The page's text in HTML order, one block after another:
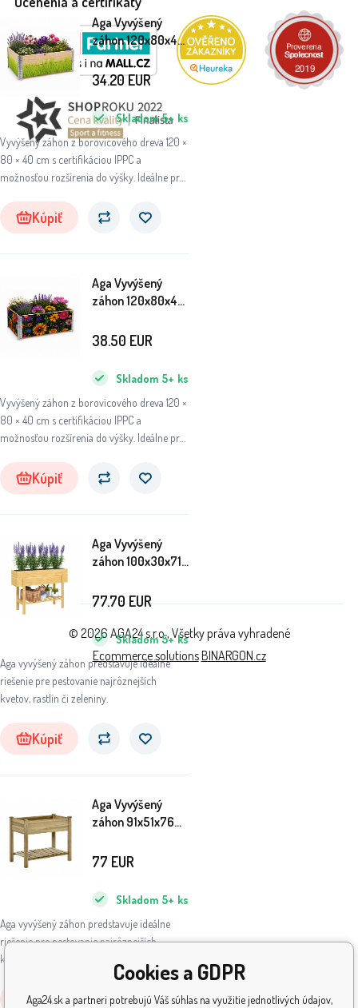
Aga Vyvýšený
záhon 120x80x40
cm Tráva
Vyvýšený záhon z borovicového dreva 120 ×
80 × 40 cm s certifikáciou IPPC a
možnosťou rozšírenia do výšky. Ideálne pre
Skladom 5+ ks
34.20EUR
Kúpiť
Aga Vyvýšený
záhon 120x80x40
Vyvýšený záhon z borovicového dreva 120 ×
80 × 40 cm s certifikáciou IPPC a
možnosťou rozšírenia do výšky. Ideálne pre
Skladom 5+ ks
38.50 EUR
Kúpiť
Aga Vyvýšený
záhon 100x30x71
Aga vyvýšený záhon predstavuje ideálne
riešenie pre pestovanie najrôznejších
kvetov, rastlín či zeleniny.
Skladom 5+ ks
77.70EUR
Kúpiť
Aga Vyvýšený
záhon 91x51x76
Aga vyvýšený záhon predstavuje ideálne
riešenie pre pestovanie najrôznejších
kvetov, rastlín či zeleniny.
Skladom 5+ ks
77 EUR
Kúpiť
© 2026 AGA24 s.r.o., Všetky práva vyhradené
Ecommerce solutionsBINARGON.cz
Cookies a GDPR
Aga24.sk a partneri potrebujú Váš súhlas na využitie jednotlivých údajov,